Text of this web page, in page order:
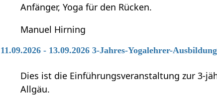
Anfänger, Yoga für den Rücken.
Manuel Hirning
11.09.2026 - 13.09.2026 3-Jahres-Yogalehrer-
Dies ist die Einführungsveranstaltung zur 3-
Allgäu.